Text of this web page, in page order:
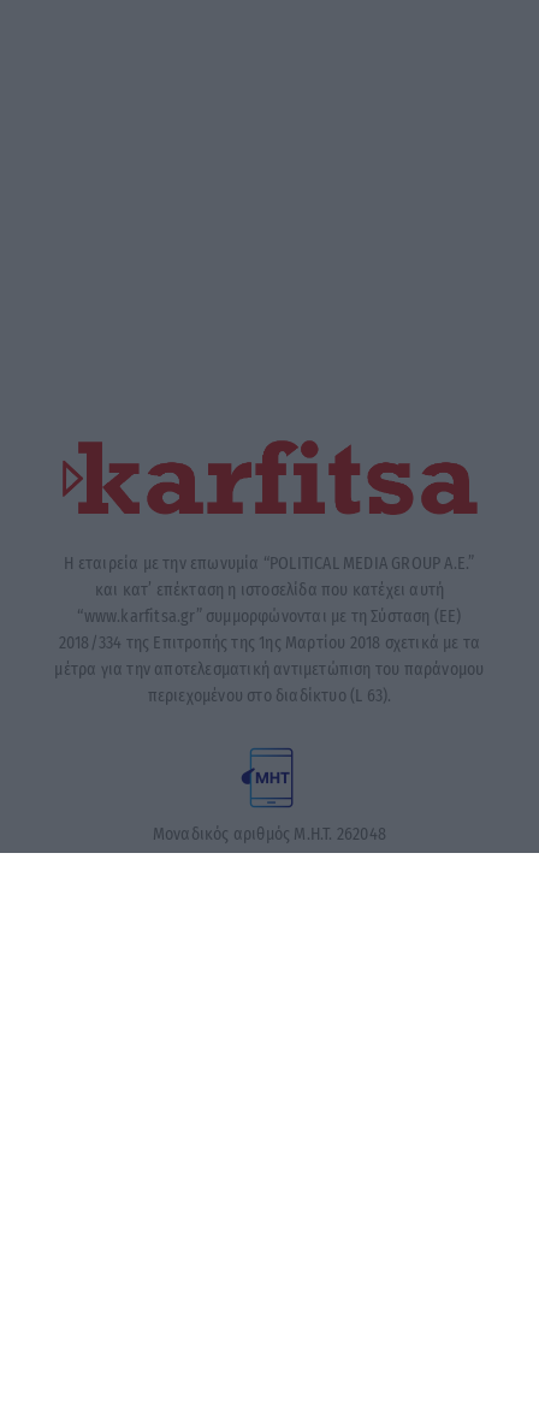
Η εταιρεία με την επωνυμία “POLITICAL MEDIA GROUP A.E.”
και κατ’ επέκταση η ιστοσελίδα που κατέχει αυτή
“www.karfitsa.gr” συμμορφώνονται με τη Σύσταση (ΕΕ)
2018/334 της Επιτροπής της 1ης Μαρτίου 2018 σχετικά με τα
μέτρα για την αποτελεσματική αντιμετώπιση του παράνομου
περιεχομένου στο διαδίκτυο (L 63).
Μοναδικός αριθμός Μ.Η.Τ. 262048